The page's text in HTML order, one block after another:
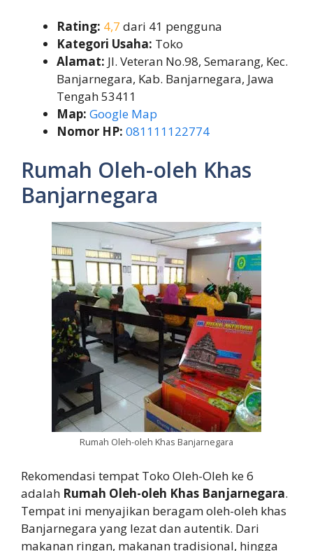
Rating: 4,7 dari 41 pengguna
Kategori Usaha: Toko
Alamat: Jl. Veteran No.98, Semarang, Kec.
Banjarnegara, Kab. Banjarnegara, Jawa
Tengah 53411
Map: Google Map
Nomor HP: 081111122774
Rumah Oleh-oleh Khas
Banjarnegara
Rumah Oleh-oleh Khas Banjarnegara
Rekomendasi tempat Toko Oleh-Oleh ke 6
adalah Rumah Oleh-oleh Khas Banjarnegara.
Tempat ini menyajikan beragam oleh-oleh khas
Banjarnegara yang lezat dan autentik. Dari
makanan ringan, makanan tradisional, hingga